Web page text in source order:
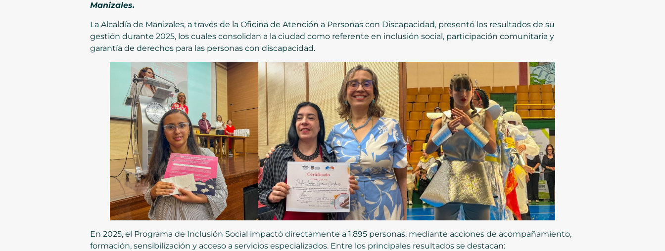
Manizales.
La Alcaldía de Manizales, a través de la Oficina de Atención a Personas con Discapacidad, presentó los resultados de su
gestión durante 2025, los cuales consolidan a la ciudad como referente en inclusión social, participación comunitaria y
garantía de derechos para las personas con discapacidad.
En 2025, el Programa de Inclusión Social impactó directamente a 1.895 personas, mediante acciones de acompañamiento,
formación, sensibilización y acceso a servicios especializados. Entre los principales resultados se destacan: